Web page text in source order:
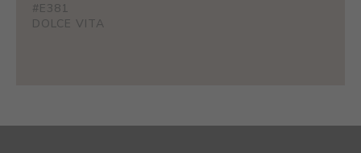
#E381
DOLCE VITA